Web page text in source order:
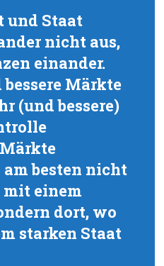
und Staat
nicht aus,
einander.
Märkte
(und bessere)
besten nicht
mit einem
dort, wo
starken Staat